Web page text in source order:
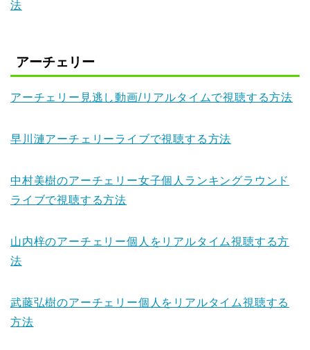
法
アーチェリー
アーチェリー見逃し動画/リアルタイムで視聴する方法
早川漣アーチェリーライブで視聴する方法
中村美樹のアーチェリー女子個人ランキングラウンド
ライブで視聴する方法
山内梓のアーチェリー個人をリアルタイム視聴する方
法
武藤弘樹のアーチェリー個人をリアルタイム視聴する
方法